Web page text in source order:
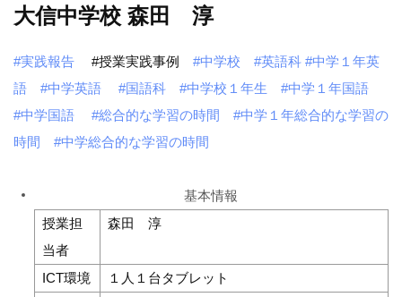
大信中学校 森田 淳
#実践報告 #授業実践事例 #中学校 #英語科 #中学１年英
語
#中学英語 #国語科 #中学校１年生
#中学１年国語
#中学国語
#総合的な学習の時間
#中学１年総合的な学習の
時間
#中学総合的な学習の時間
基本情報
授業担
当者
森田 淳
ICT環境
１人１台タブレット